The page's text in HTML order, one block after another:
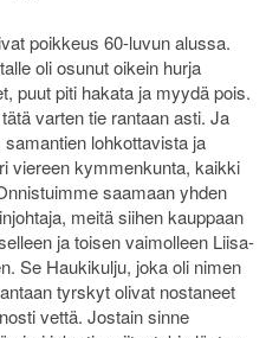
poikkeus 60-luvun alussa.
oli osunut oikein hurja
puut piti hakata ja myydä pois.
varten tie rantaan asti. Ja
lohkottavista ja
viereen kymmenkunta, kaikki
saamaan yhden
meitä siihen kauppaan
ja toisen vaimolleen Liisa-
Se Haukikulju, joka oli nimen
tyrskyt olivat nostaneet
vettä. Jostain sinne